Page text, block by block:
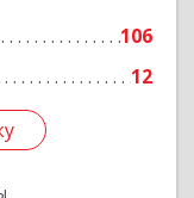
106
12